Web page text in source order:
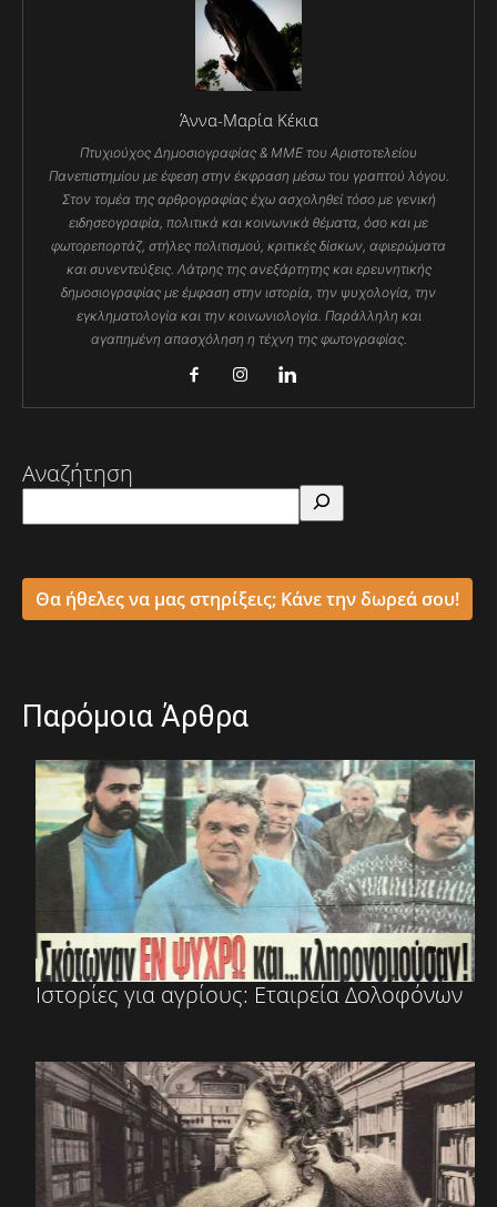
Άννα-Μαρία Κέκια
Πτυχιούχος Δημοσιογραφίας & ΜΜΕ του Αριστοτελείου
Πανεπιστημίου με έφεση στην έκφραση μέσω του γραπτού λόγου.
Στον τομέα της αρθρογραφίας έχω ασχοληθεί τόσο με γενική
ειδησεογραφία, πολιτικά και κοινωνικά θέματα, όσο και με
φωτορεπορτάζ, στήλες πολιτισμού, κριτικές δίσκων, αφιερώματα
και συνεντεύξεις. Λάτρης της ανεξάρτητης και ερευνητικής
δημοσιογραφίας με έμφαση στην ιστορία, την ψυχολογία, την
εγκληματολογία και την κοινωνιολογία. Παράλληλη και
αγαπημένη απασχόληση η τέχνη της φωτογραφίας.
Αναζήτηση
Θα ήθελες να μας στηρίξεις; Κάνε την δωρεά σου!
Παρόμοια Άρθρα
Ιστορίες για αγρίους: Εταιρεία Δολοφόνων